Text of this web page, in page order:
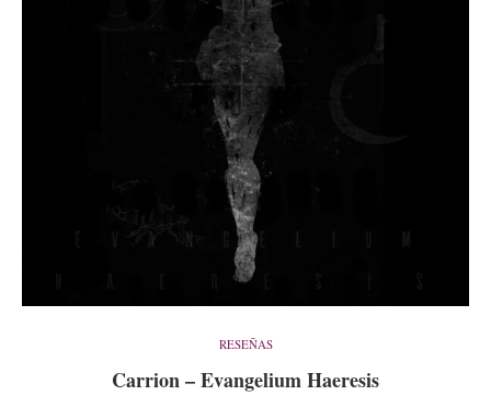
RESEÑAS
Carrion – Evangelium Haeresis